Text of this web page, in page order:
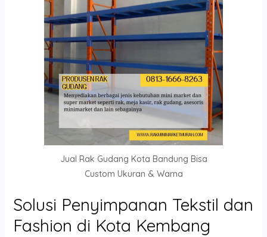
Jual Rak Gudang Kota Bandung Bisa
Custom Ukuran & Warna
Solusi Penyimpanan Tekstil dan
Fashion di Kota Kembang